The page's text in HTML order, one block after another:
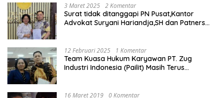
3 Maret 2025 2 Komentar
Surat tidak ditanggapi PN Pusat,Kantor
Advokat Suryani Hariandja,SH dan Patners
12 Februari 2025 1 Komentar
Team Kuasa Hukum Karyawan PT. Zug
Industri Indonesia (Pailit) Masih Terus
16 Maret 2019 0 Komentar